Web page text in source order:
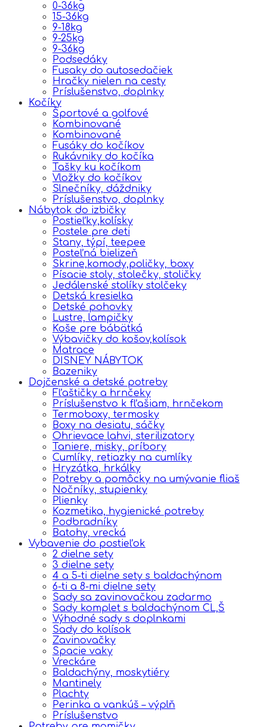
0-36kg
15-36kg
9-18kg
9-25kg
9-36kg
Podsedáky
Fusaky do autosedačiek
Hračky nielen na cesty
Príslušenstvo, doplnky
Kočíky
Športové a golfové
Kombinované
Kombinované
Fusáky do kočíkov
Rukávniky do kočíka
Tašky ku kočíkom
Vložky do kočíkov
Slnečníky, dáždniky
Príslušenstvo, doplnky
Nábytok do izbičky
Postieľky,kolísky
Postele pre deti
Stany, týpí, teepee
Posteľná bielizeň
Skrine,komody,poličky, boxy
Písacie stoly, stolečky, stoličky
Jedálenské stolíky stolčeky
Detská kresielka
Detské pohovky
Lustre, lampičky
Koše pre bábätká
Výbavičky do košov,kolísok
Matrace
DISNEY NÁBYTOK
Bazeniky
Dojčenské a detské potreby
Fľaštičky a hrnčeky
Príslušenstvo k fľašiam, hrnčekom
Termoboxy, termosky
Boxy na desiatu, sáčky
Ohrievace lahvi, sterilizatory
Taniere, misky, príbory
Cumlíky, retiazky na cumlíky
Hryzátka, hrkálky
Potreby a pomôcky na umývanie fliaš
Nočníky, stupienky
Plienky
Kozmetika, hygienické potreby
Podbradníky
Batohy, vrecká
Vybavenie do postieľok
2 dielne sety
3 dielne sety
4 a 5-ti dielne sety s baldachýnom
6-ti a 8-mi dielne sety
Sady sa zavinovačkou zadarmo
Sady komplet s baldachýnom CL,Š
Výhodné sady s doplnkami
Sady do kolísok
Zavinovačky
Spacie vaky
Vreckáre
Baldachýny, moskytiéry
Mantinely
Plachty
Perinka a vankúš – výplň
Príslušenstvo